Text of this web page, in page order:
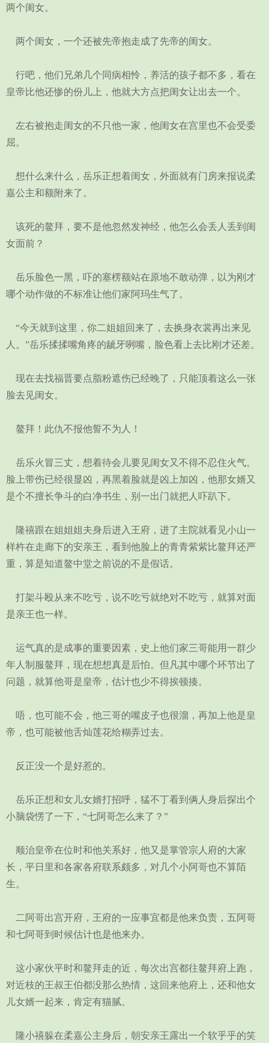
两个闺女。
两个闺女，一个还被先帝抱走成了先帝的闺女。
行吧，他们兄弟几个同病相怜，养活的孩子都不多，看在
皇帝比他还惨的份儿上，他就大方点把闺女让出去一个。
左右被抱走闺女的不只他一家，他闺女在宫里也不会受委
屈。
想什么来什么，岳乐正想着闺女，外面就有门房来报说柔
嘉公主和额附来了。
该死的鳌拜，要不是他忽然发神经，他怎么会丢人丢到闺
女面前？
岳乐脸色一黑，吓的塞楞额站在原地不敢动弹，以为刚才
哪个动作做的不标准让他们家阿玛生气了。
“今天就到这里，你二姐姐回来了，去换身衣裳再出来见
人。”岳乐揉揉嘴角疼的龇牙咧嘴，脸色看上去比刚才还差。
现在去找福晋要点脂粉遮伤已经晚了，只能顶着这么一张
脸去见闺女。
鳌拜！此仇不报他誓不为人！
岳乐火冒三丈，想着待会儿要见闺女又不得不忍住火气。
脸上带伤已经很显凶，再黑着脸就是凶上加凶，他那女婿又
是个不擅长争斗的白净书生，别一出门就把人吓趴下。
隆禧跟在姐姐姐夫身后进入王府，进了主院就看见小山一
样杵在走廊下的安亲王，看到他脸上的青青紫紫比鳌拜还严
重，算是知道鳌中堂之前说的不是假话。
打架斗殴从来不吃亏，说不吃亏就绝对不吃亏，就算对面
是亲王也一样。
运气真的是成事的重要因素，史上他们家三哥能用一群少
年人制服鳌拜，现在想想真是后怕。但凡其中哪个环节出了
问题，就算他哥是皇帝，估计也少不得挨顿揍。
唔，也可能不会，他三哥的嘴皮子也很溜，再加上他是皇
帝，也可能被他舌灿莲花给糊弄过去。
反正没一个是好惹的。
岳乐正想和女儿女婿打招呼，猛不丁看到俩人身后探出个
小脑袋愣了一下，“七阿哥怎么来了？”
顺治皇帝在位时和他关系好，他又是掌管宗人府的大家
长，平日里和各家各府联系颇多，对几个小阿哥也不算陌
生。
二阿哥出宫开府，王府的一应事宜都是他来负责，五阿哥
和七阿哥到时候估计也是他来办。
这小家伙平时和鳌拜走的近，每次出宫都往鳌拜府上跑，
对近枝的王叔王伯都没那么热情，这回来他府上，还和他女
儿女婿一起来，肯定有猫腻。
隆小禧躲在柔嘉公主身后，朝安亲王露出一个软乎乎的笑